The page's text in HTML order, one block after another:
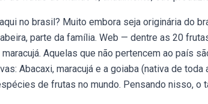
no brasil? Muito embora seja originária do
parte da família. Web — dentre as 20
Aquelas que não pertencem ao país
Abacaxi, maracujá e a goiaba (nativa de
de frutas no mundo. Pensando nisso, o